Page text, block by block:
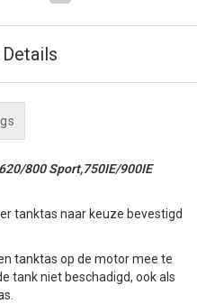
800 Sport,750IE/900IE
tanktas naar keuze bevestigd
tanktas op de motor mee te
tank niet beschadigd, ook als